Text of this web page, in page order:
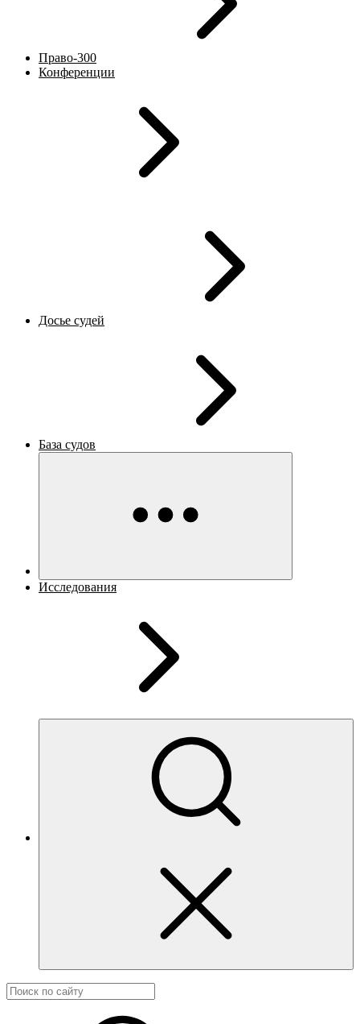
Право-300
Конференции
Досье судей
База судов
Исследования